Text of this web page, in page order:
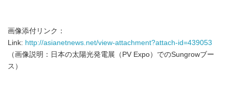
画像添付リンク：
Link: http://asianetnews.net/view-attachment?attach-id=439053
（画像説明：日本の太陽光発電展（PV Expo）でのSungrowブー
ス）